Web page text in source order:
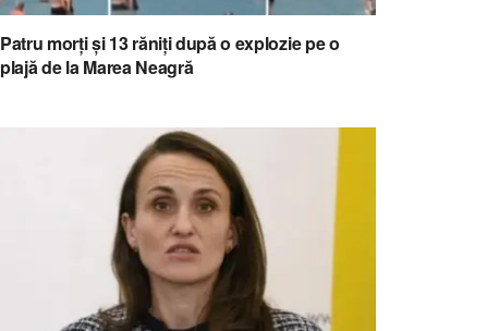
Patru morți și 13 răniți după o explozie pe o
plajă de la Marea Neagră